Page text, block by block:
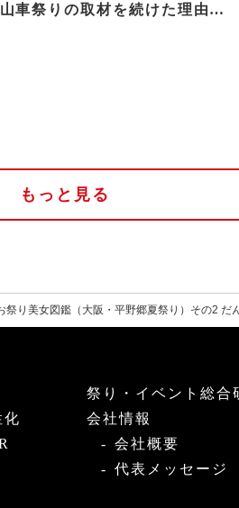
車祭りの取材を続けた理由
もっと見る
祭り美女図鑑（大阪・平野郷夏祭り）その2 だ
化
祭り・イベント総合
会社情報
会社概要
代表メッセージ